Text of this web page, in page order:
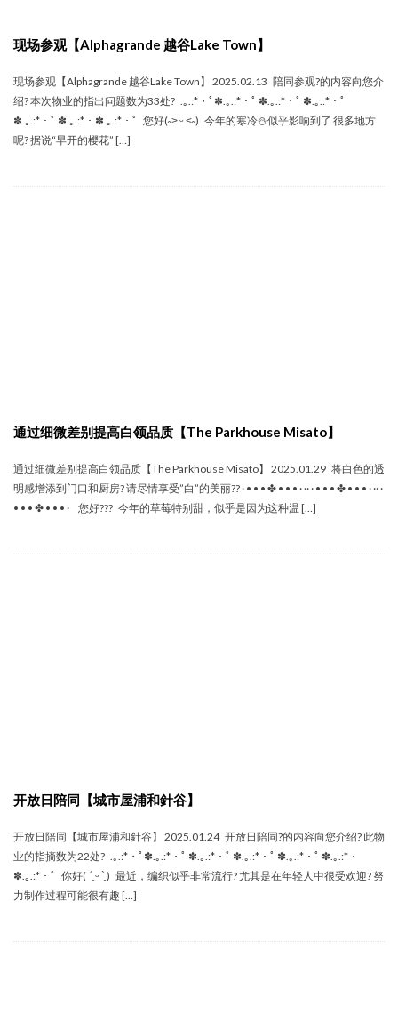
现场参观【Alphagrande 越谷Lake Town】
现场参观【Alphagrande 越谷Lake Town】 2025.02.13 陪同参观‍?的内容向您介
绍? 本次物业的指出问题数为33处? .｡.:*・ﾟ✽.｡.:*・ﾟ ✽.｡.:*・ﾟ ✽.｡.:*・ﾟ
✽.｡.:*・ﾟ ✽.｡.:*・✽.｡.:*・ﾟ 您好(˶˃ ᵕ ˂˶) 今年的寒冷⛄似乎影响到了 很多地方
呢? 据说“早开的樱花” […]
通过细微差别提高白领品质【The Parkhouse Misato】
通过细微差别提高白领品质【The Parkhouse Misato】 2025.01.29 将白色的透
明感增添到门口和厨房? 请尽情享受”白”的美丽?? · • • • ✤ • • • · ·· · • • • ✤ • • • · ·· ·
• • • ✤ • • • · 您好??? 今年的草莓特别甜，似乎是因为这种温 […]
开放日陪同【城市屋浦和針谷】
开放日陪同【城市屋浦和針谷】 2025.01.24 开放日陪同‍?的内容向您介绍? 此物
业的指摘数为22处? .｡.:*・ﾟ✽.｡.:*・ﾟ ✽.｡.:*・ﾟ ✽.｡.:*・ﾟ ✽.｡.:*・ﾟ ✽.｡.:*・
✽.｡.:*・ﾟ 你好( ´͈ ᵕ `͈ ) 最近，编织似乎非常流行? 尤其是在年轻人中很受欢迎? 努
力制作过程可能很有趣 […]